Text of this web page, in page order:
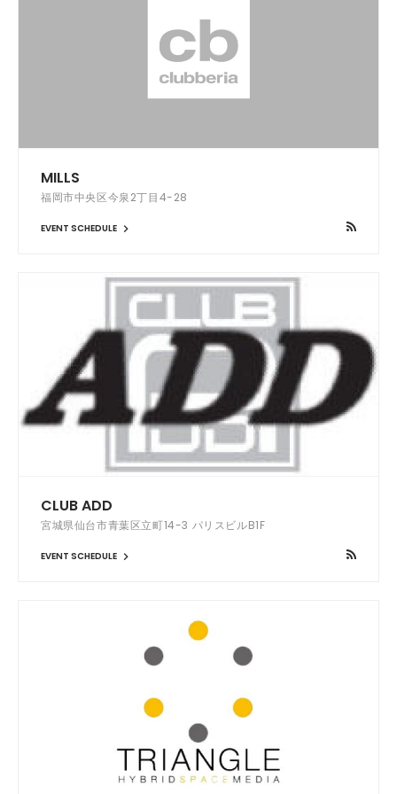
MILLS
福岡市中央区今泉2丁目4-28
EVENT SCHEDULE
CLUB ADD
宮城県仙台市青葉区立町14-3 パリスビルB1F
EVENT SCHEDULE